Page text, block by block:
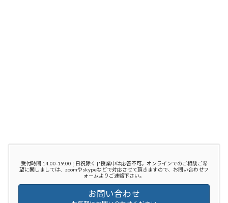
受付時間 14:00-19:00 [ 日祝除く ]*授業中は応答不可。オンラインでのご相談ご希
望に関しましては、zoomやskypeなどで対応させて頂きますので、お問い合わせフ
ォームよりご連絡下さい。
お問い合わせ